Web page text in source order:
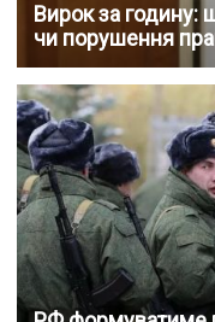
Вирок за годину:
чи порушення